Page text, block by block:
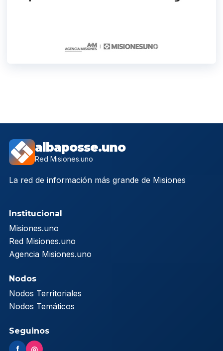
albaposse.uno
Red Misiones.uno
La red de información más grande de Misiones
Institucional
Misiones.uno
Red Misiones.uno
Agencia Misiones.uno
Nodos
Nodos Territoriales
Nodos Temáticos
Seguinos
f ◎